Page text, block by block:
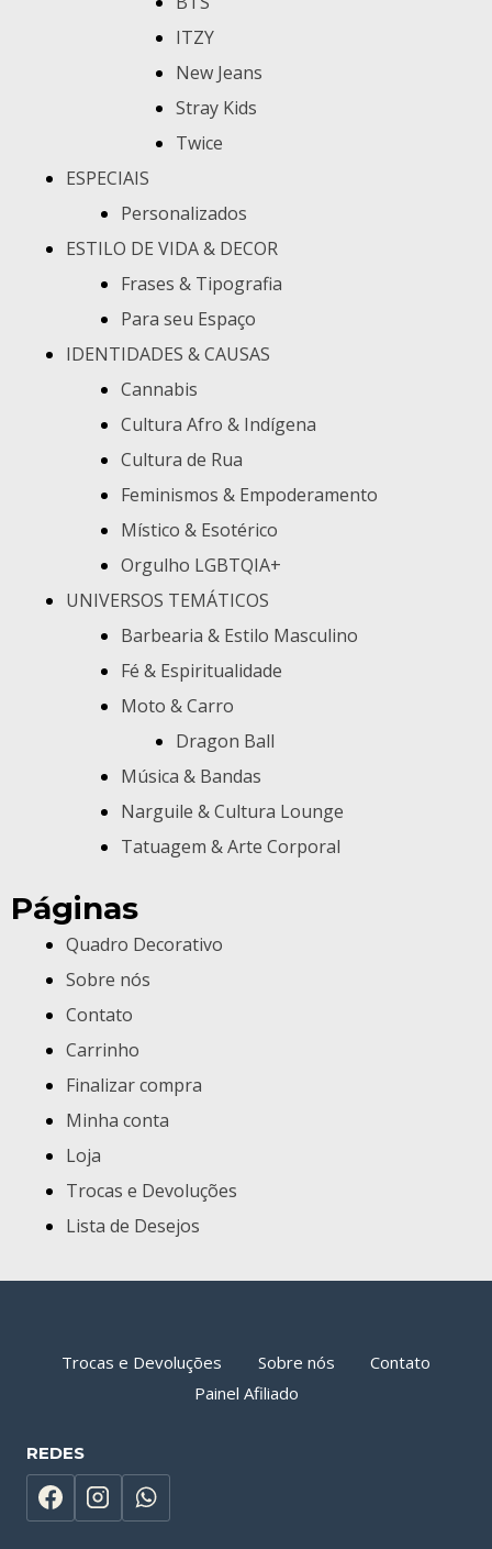
ITZY
New Jeans
Stray Kids
Twice
ESPECIAIS
Personalizados
ESTILO DE VIDA & DECOR
Frases & Tipografia
Para seu Espaço
IDENTIDADES & CAUSAS
Cannabis
Cultura Afro & Indígena
Cultura de Rua
Feminismos & Empoderamento
Místico & Esotérico
Orgulho LGBTQIA+
UNIVERSOS TEMÁTICOS
Barbearia & Estilo Masculino
Fé & Espiritualidade
Moto & Carro
Dragon Ball
Música & Bandas
Narguile & Cultura Lounge
Tatuagem & Arte Corporal
Páginas
Quadro Decorativo
Sobre nós
Contato
Carrinho
Finalizar compra
Minha conta
Loja
Trocas e Devoluções
Lista de Desejos
Trocas e Devoluções Sobre nós
Contato
Painel Afiliado
REDES